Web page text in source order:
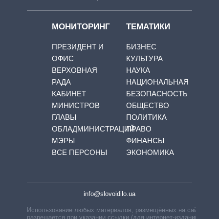
МОНИТОРИНГ
ПРЕЗИДЕНТ И
ОФИС
ВЕРХОВНАЯ
РАДА
КАБИНЕТ
МИНИСТРОВ
ГЛАВЫ
ОБЛАДМИНИСТРАЦИЙ
МЭРЫ
ВСЕ ПЕРСОНЫ
ТЕМАТИКИ
БИЗНЕС
КУЛЬТУРА
НАУКА
НАЦИОНАЛЬНАЯ
БЕЗОПАСНОСТЬ
ОБЩЕСТВО
ПОЛИТИКА
ПРАВО
ФИНАНСЫ
ЭКОНОМИКА
info@slovoidilo.ua
Использование любых материалов, размещённых на сайте,
разрешается при указании ссылки (для интернет-изданий —